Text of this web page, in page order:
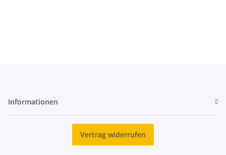
Informationen
Vertrag widerrufen